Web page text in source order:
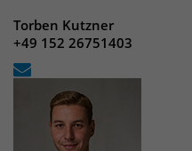
Torben Kutzner
+49 152 26751403